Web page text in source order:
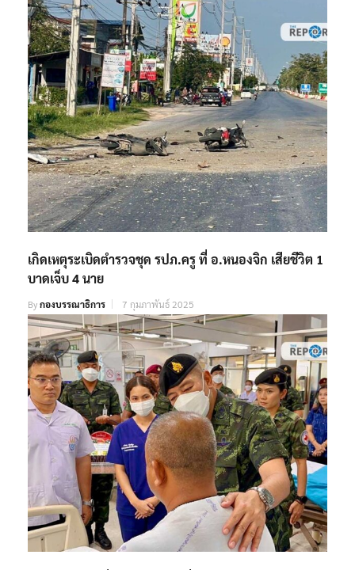
เกิดเหตุระเบิดตำรวจชุด รปภ.ครู ที่ อ.หนองจิก เสียชีวิต 1
บาดเจ็บ 4 นาย
Byกองบรรณาธิการ 7 กุมภาพันธ์ 2025